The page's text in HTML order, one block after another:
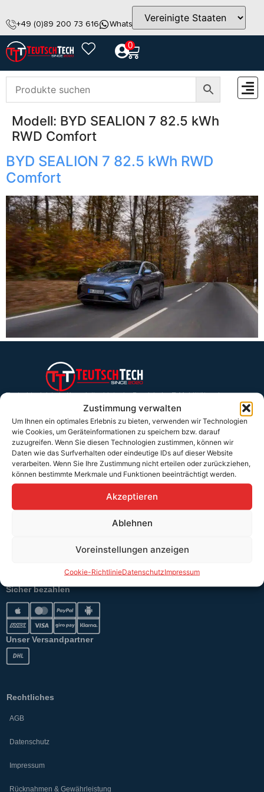
Zustimmung verwalten
Um Ihnen ein optimales Erlebnis zu bieten, verwenden wir Technologien
wie Cookies, um Geräteinformationen zu speichern bzw. darauf
zuzugreifen. Wenn Sie diesen Technologien zustimmen, können wir
Daten wie das Surfverhalten oder eindeutige IDs auf dieser Website
verarbeiten. Wenn Sie Ihre Zustimmung nicht erteilen oder zurückziehen,
können bestimmte Merkmale und Funktionen beeinträchtigt werden.
Akzeptieren
Ablehnen
Voreinstellungen anzeigen
Cookie-RichtlinieDatenschutzImpressum
+49 (0)89 200 73 616 WhatsApp info@teutschtech.com
0
Modell: BYD SEALION 7 82.5 kWh
RWD Comfort
BYD SEALION 7 82.5 kWh RWD
Comfort
Teutschtech ist ein Komplettanbieter im Bereich der E-Mobilität und
erneuerbaren Energien. Auf unserer Homepage findest du eine ausführliche
Übersicht über unsere Produkte und Dienstleistungen.
Service & Hilfe
Kontakt
Rücknahmen & Gewährleistung
Sicher bezahlen
Unser Versandpartner
Rechtliches
AGB
Datenschutz
Impressum
Rücknahmen & Gewährleistung